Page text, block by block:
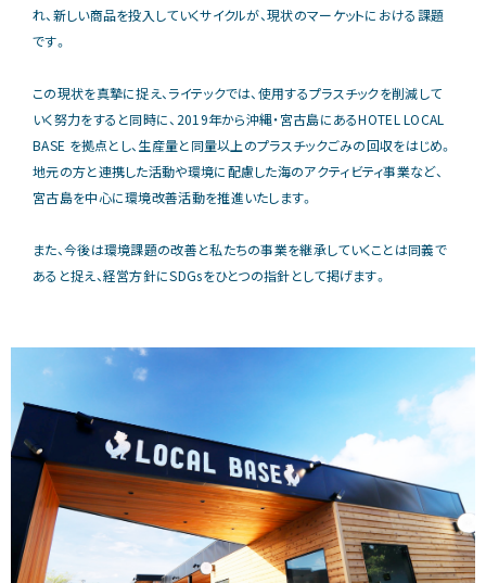
れ、新しい商品を投入していくサイクルが、現状のマーケットにおける課題
です。
この現状を真摯に捉え、ライテックでは、使用するプラスチックを削減して
いく努力をすると同時に、2019年から沖縄・宮古島にあるHOTEL LOCAL
BASE を拠点とし、生産量と同量以上のプラスチックごみの回収をはじめ。
地元の方と連携した活動や環境に配慮した海のアクティビティ事業など、
宮古島を中心に環境改善活動を推進いたします。
また、今後は環境課題の改善と私たちの事業を継承していくことは同義で
あると捉え、経営方針にSDGsをひとつの指針として掲げます。